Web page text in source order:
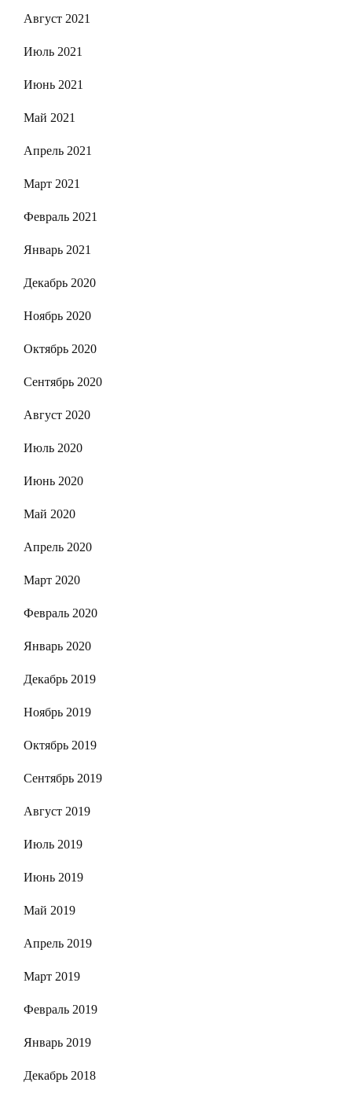
Август 2021
Июль 2021
Июнь 2021
Май 2021
Апрель 2021
Март 2021
Февраль 2021
Январь 2021
Декабрь 2020
Ноябрь 2020
Октябрь 2020
Сентябрь 2020
Август 2020
Июль 2020
Июнь 2020
Май 2020
Апрель 2020
Март 2020
Февраль 2020
Январь 2020
Декабрь 2019
Ноябрь 2019
Октябрь 2019
Сентябрь 2019
Август 2019
Июль 2019
Июнь 2019
Май 2019
Апрель 2019
Март 2019
Февраль 2019
Январь 2019
Декабрь 2018